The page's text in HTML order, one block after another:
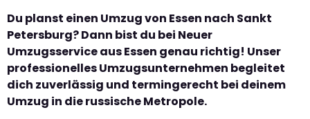
Du planst einen Umzug von Essen nach Sankt
Petersburg? Dann bist du bei Neuer
Umzugsservice aus Essen genau richtig! Unser
professionelles Umzugsunternehmen begleitet
dich zuverlässig und termingerecht bei deinem
Umzug in die russische Metropole.